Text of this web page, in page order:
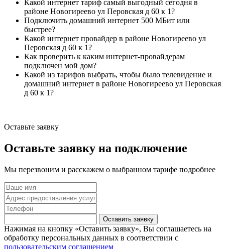
Какой интернет тариф самый выгодный сегодня в
районе Новогиреево ул Перовская д 60 к 1?
Подключить домашний интернет 500 МБит или
быстрее?
Какой интернет провайдер в районе Новогиреево ул
Перовская д 60 к 1?
Как проверить к каким интернет-провайдерам
подключен мой дом?
Какой из тарифов выбрать, чтобы было телевидение и
домашний интернет в районе Новогиреево ул Перовская
д 60 к 1?
Оставьте заявку
Оставьте заявку на подключение
Мы перезвоним и расскажем о выбранном тарифе подробнее
Оставить заявку
Нажимая на кнопку «Оставить заявку», Вы соглашаетесь на
обработку персональных данных в соответствии с
пользовательским соглашением